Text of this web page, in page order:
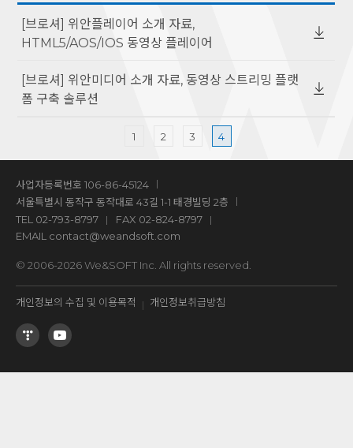
[브로셔] 위안플레이어 소개 자료,
HTML5/AOS/IOS 동영상 플레이어
[브로셔] 위안미디어 소개 자료, 동영상 스트리밍 플랫
폼 구축 솔루션
1 2 3 4
사업자등록번호 106-86-45124
서울특별시 동작구 동작대로 43길 1-1 태경빌딩 2층
TEL 02-793-8797
FAX 02-824-8797
EMAIL contact@weandsoft.com
© 2006-2026 We&SOFT Inc. All rights reserved.
개인정보의 수집 및 이용목적 개인정보취급방침